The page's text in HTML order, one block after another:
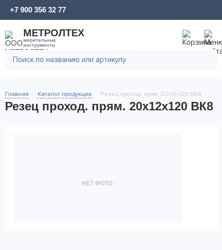
МЕТРОЛТЕХ
мерительные
инструменты
+7 900 356 32 77
Главная Каталог продукции Резец проход. прям. 20х12х120 ВК8
Резец проход. прям. 20х12х120 ВК8
НЕТ ФОТО